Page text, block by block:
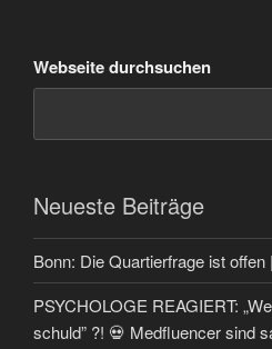
Webseite durchsuchen
Neueste Beiträge
Bonn: Die Quartierfrage ist offen
PSYCHOLOGE REAGIERT:
schuld” ?! 💀 Medfluencer sind